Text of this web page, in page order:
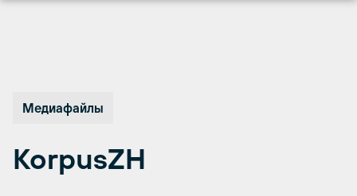
Медиафайлы
KorpusZH